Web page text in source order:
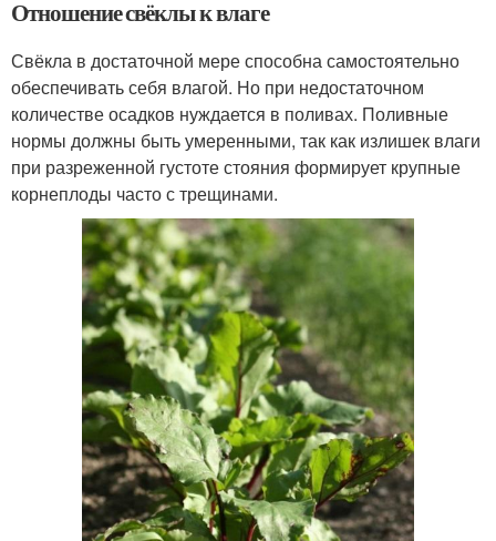
Отношение свёклы к влаге
Свёкла в достаточной мере способна самостоятельно
обеспечивать себя влагой. Но при недостаточном
количестве осадков нуждается в поливах. Поливные
нормы должны быть умеренными, так как излишек влаги
при разреженной густоте стояния формирует крупные
корнеплоды часто с трещинами.